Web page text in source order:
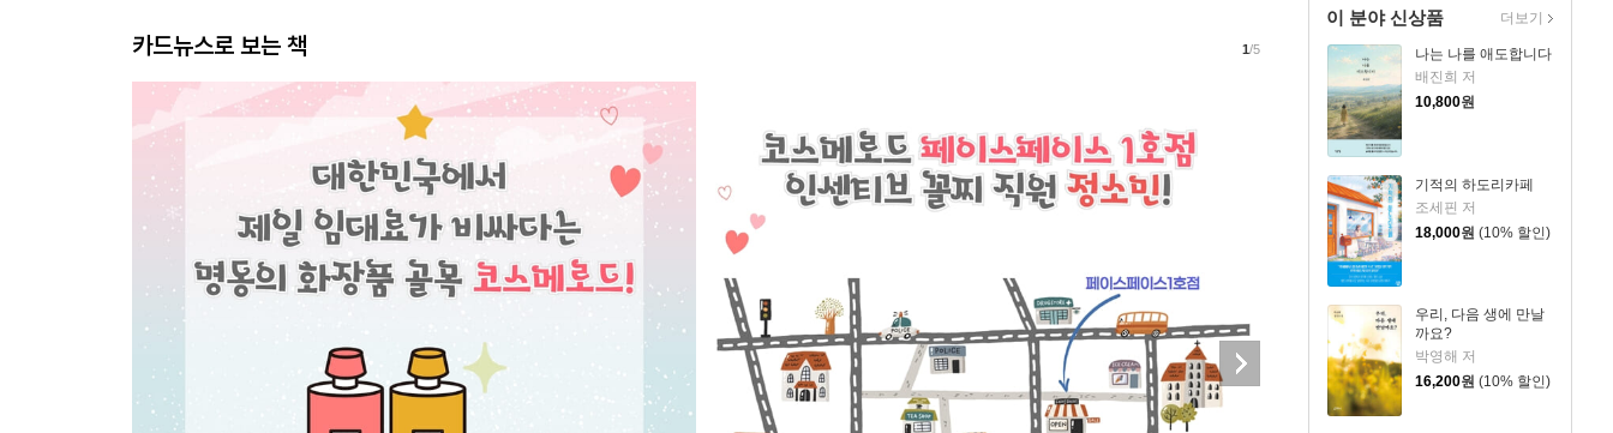
이 분야 신상품
나는 나를 애도합니다
배진희 저
10,800원
기적의 하도리카페
조세핀 저
18,000원 (10% 할인)
우리, 다음 생에 만날
까요?
박영해 저
16,200원 (10% 할인)
더보기
카드뉴스로 보는 책 1/5